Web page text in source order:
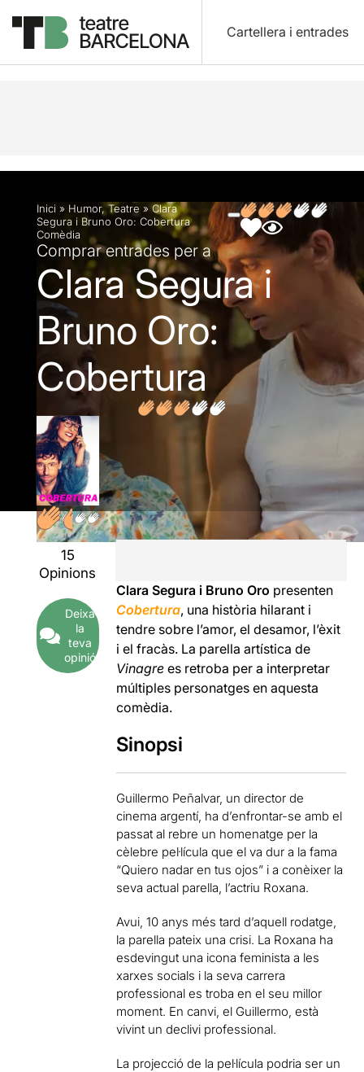
Cartellera i entrades
Descripció Fitxa artística Fotos i vídeos
Inici » Humor,Teatre »Clara
Segura i Bruno Oro: Cobertura
Comèdia
Comprar entrades per a
Clara Segura i
Bruno Oro:
Cobertura
15
Opinions
Deixa
la
teva
opinió
Clara Segura i Bruno Oro presenten
Cobertura, una història hilarant i
tendre sobre l’amor, el desamor, l’èxit
i el fracàs. La parella artística de
Vinagre es retroba per a interpretar
múltiples personatges en aquesta
comèdia.
Sinopsi
Guillermo Peñalvar, un director de
cinema argentí, ha d’enfrontar-se amb el
passat al rebre un homenatge per la
cèlebre pel·lícula que el va dur a la fama
“Quiero nadar en tus ojos” i a conèixer la
seva actual parella, l’actriu Roxana.
Avui, 10 anys més tard d’aquell rodatge,
la parella pateix una crisi. La Roxana ha
esdevingut una icona feminista a les
xarxes socials i la seva carrera
professional es troba en el seu millor
moment. En canvi, el Guillermo, està
vivint un declivi professional.
La projecció de la pel·lícula podria ser un